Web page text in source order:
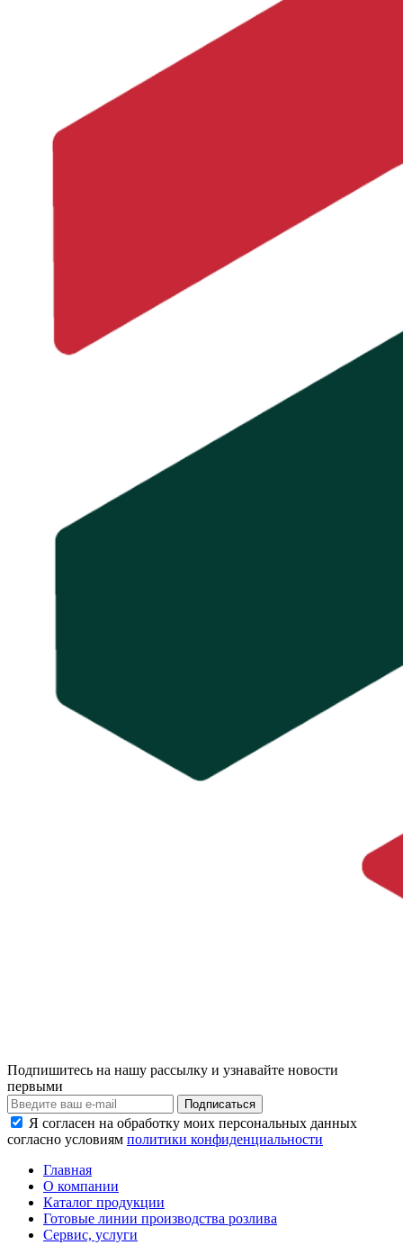
Подпишитесь на нашу рассылку и узнавайте новости
первыми
Я согласен на обработку моих персональных данных
согласно условиям политики конфиденциальности
Главная
О компании
Каталог продукции
Готовые линии производства розлива
Сервис, услуги